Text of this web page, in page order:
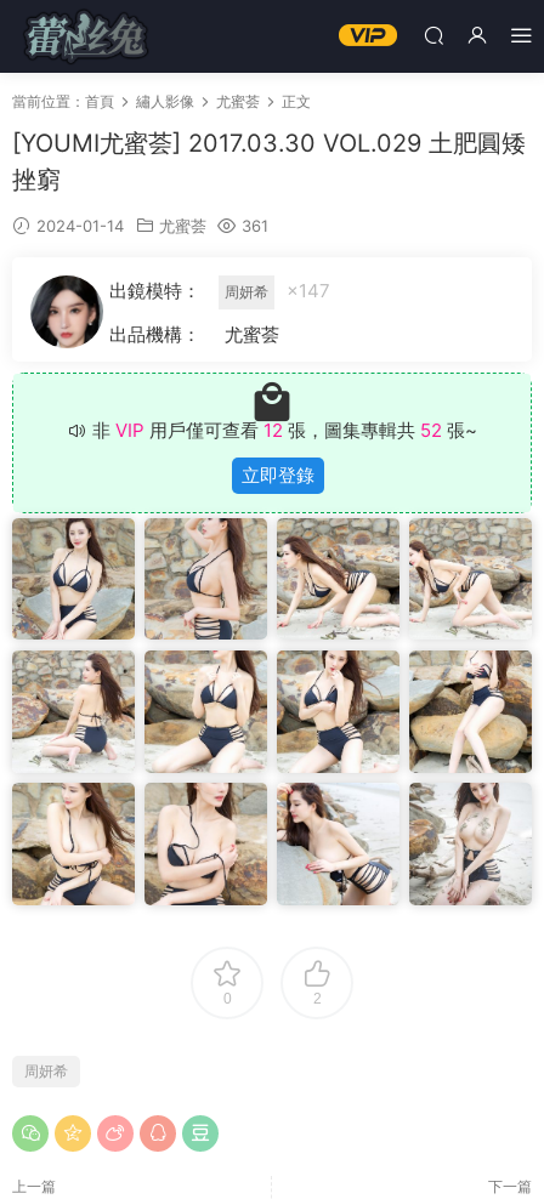
當前位置： 首頁 繡人影像 尤蜜荟 正文
[YOUMI尤蜜荟] 2017.03.30 VOL.029 土肥圓矮
挫窮
2024-01-14 尤蜜荟 361
出鏡模特： 周妍希
×147
出品機構：
尤蜜荟
非 VIP 用戶僅可查看 12 張，圖集專輯共 52 張~
立即登錄
0 2
周妍希
上一篇 下一篇